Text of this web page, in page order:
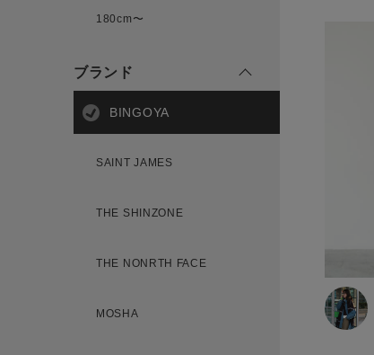
180cm〜
ブランド
BINGOYA
SAINT JAMES
THE SHINZONE
THE NONRTH FACE
MOSHA